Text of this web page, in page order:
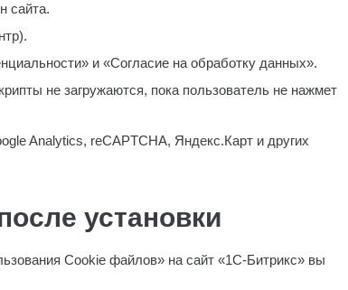
сайта.
и «Согласие на обработку данных».
не загружаются, пока пользователь не нажмет
Analytics, reCAPTCHA, Яндекс.Карт и других
установки
Cookie файлов» на сайт «1С-Битрикс» вы